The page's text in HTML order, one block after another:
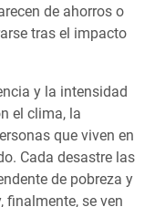
de ahorros o
tras el impacto
y la intensidad
el clima, la
que viven en
Cada desastre las
de pobreza y
finalmente, se ven